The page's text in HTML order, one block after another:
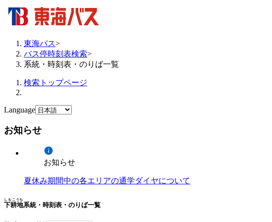
東海バス>
バス停時刻表検索>
系統・時刻表・のりば一覧
検索トップページ
Language
お知らせ
お知らせ
夏休み期間中の各エリアの通学ダイヤについて
下耕地
しもこうち
系統・時刻表・のりば一覧